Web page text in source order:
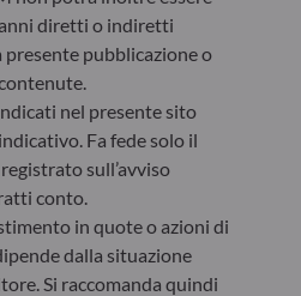
autorizzata dal
(“BaFin”)
Tribunale distrettuale
LUX
diretti o indiretti
pubblicazione o
nel presente sito
Fa fede solo il
sull’avviso
conto.
in quote o azioni di
dalla situazione
Si raccomanda quindi